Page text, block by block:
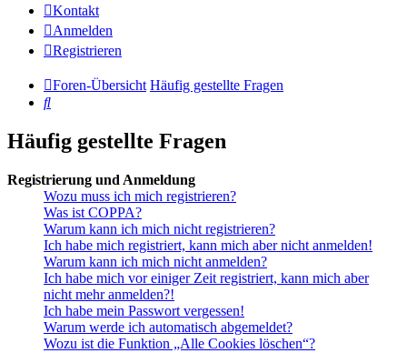
Kontakt
Anmelden
Registrieren
Foren-Übersicht Häufig gestellte Fragen
Suche
Häufig gestellte Fragen
Registrierung und Anmeldung
Wozu muss ich mich registrieren?
Was ist COPPA?
Warum kann ich mich nicht registrieren?
Ich habe mich registriert, kann mich aber nicht anmelden!
Warum kann ich mich nicht anmelden?
Ich habe mich vor einiger Zeit registriert, kann mich aber
nicht mehr anmelden?!
Ich habe mein Passwort vergessen!
Warum werde ich automatisch abgemeldet?
Wozu ist die Funktion „Alle Cookies löschen“?